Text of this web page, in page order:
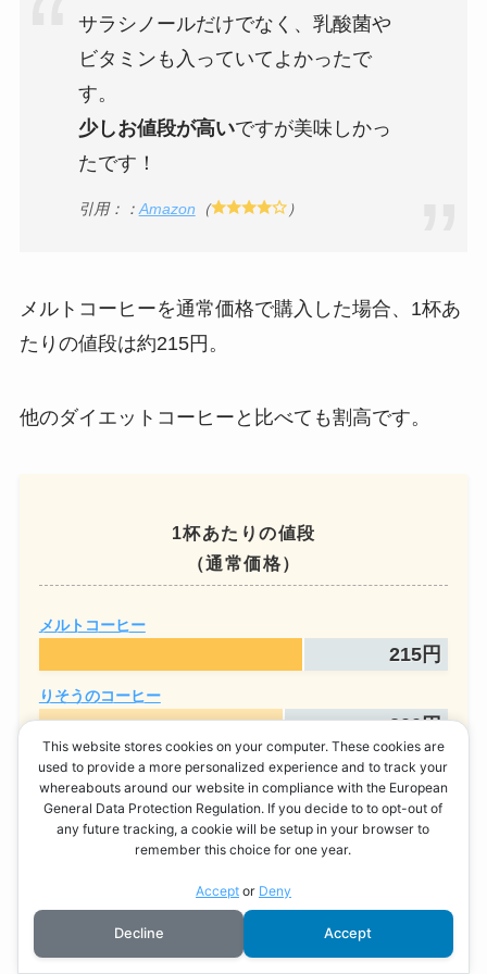
サラシノールだけでなく、乳酸菌や
ビタミンも入っていてよかったで
す。
少しお値段が高いですが美味しかっ
たです！
引用：：Amazon （ ）
メルトコーヒーを通常価格で購入した場合、1杯あ
たりの値段は約215円。
他のダイエットコーヒーと比べても割高です。
1杯あたりの値段
（通常価格）
メルトコーヒー
215円
りそうのコーヒー
200円
フィルカグリーンコーヒー
199円
ハイゴリーコーヒー
カフェリーチェ
This website stores cookies on your computer. These cookies are
used to provide a more personalized experience and to track your
whereabouts around our website in compliance with the European
General Data Protection Regulation. If you decide to to opt-out of
any future tracking, a cookie will be setup in your browser to
remember this choice for one year.
Acceptor Deny
Decline Accept